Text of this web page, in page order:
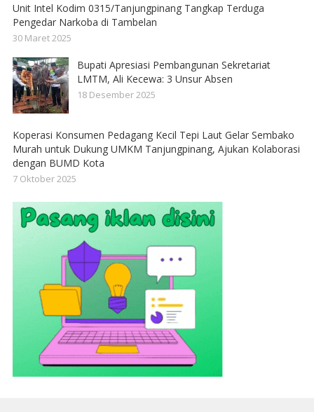
Unit Intel Kodim 0315/Tanjungpinang Tangkap Terduga
Pengedar Narkoba di Tambelan
30 Maret 2025
Bupati Apresiasi Pembangunan Sekretariat
LMTM, Ali Kecewa: 3 Unsur Absen
18 Desember 2025
Koperasi Konsumen Pedagang Kecil Tepi Laut Gelar Sembako
Murah untuk Dukung UMKM Tanjungpinang, Ajukan Kolaborasi
dengan BUMD Kota
7 Oktober 2025